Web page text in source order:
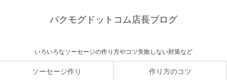
パクモグドットコム店長ブログ
いろいろなソーセージの作り方やコツ失敗しない対策など
ソーセージ作り 作り方のコツ